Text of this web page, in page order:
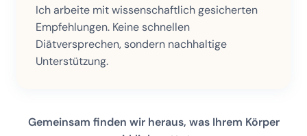
Ich arbeite mit wissenschaftlich gesicherten
Empfehlungen. Keine schnellen
Diätversprechen, sondern nachhaltige
Unterstützung.
Gemeinsam finden wir heraus, was Ihrem Körper